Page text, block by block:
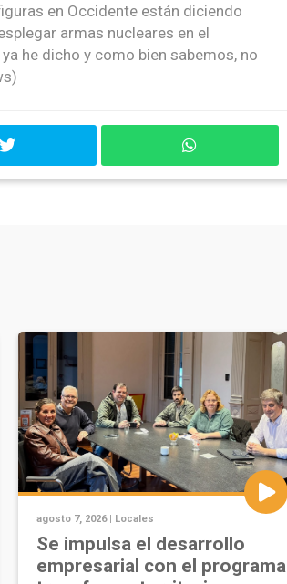
en Occidente están diciendo
armas nucleares en el
he dicho y como bien sabemos, no
agosto 7, 2026 | Locales
Se impulsa el desarrollo
empresarial con el programa